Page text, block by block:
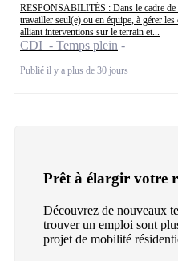
RESPONSABILITÉS : Dans le cadre de
travailler seul(e) ou en équipe, à gérer
alliant interventions sur le terrain et...
CDI - Temps plein
Publié il y a plus de 30 jours
Prêt à élargir votre
Découvrez de nouveaux
trouver un emploi sont
projet de mobilité